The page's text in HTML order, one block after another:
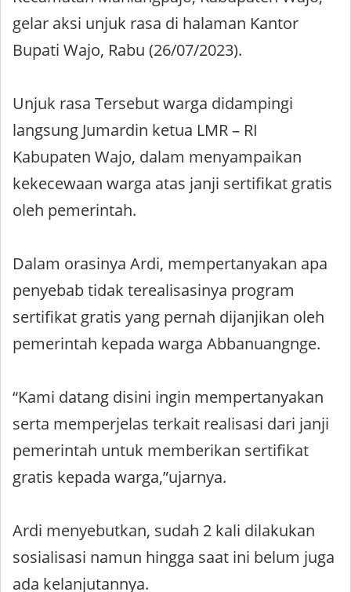
gelar aksi unjuk rasa di halaman Kantor
Bupati Wajo, Rabu (26/07/2023).
Unjuk rasa Tersebut warga didampingi
langsung Jumardin ketua LMR – RI
Kabupaten Wajo, dalam menyampaikan
kekecewaan warga atas janji sertifikat gratis
oleh pemerintah.
Dalam orasinya Ardi, mempertanyakan apa
penyebab tidak terealisasinya program
sertifikat gratis yang pernah dijanjikan oleh
pemerintah kepada warga Abbanuangnge.
“Kami datang disini ingin mempertanyakan
serta memperjelas terkait realisasi dari janji
pemerintah untuk memberikan sertifikat
gratis kepada warga,”ujarnya.
Ardi menyebutkan, sudah 2 kali dilakukan
sosialisasi namun hingga saat ini belum juga
ada kelanjutannya.